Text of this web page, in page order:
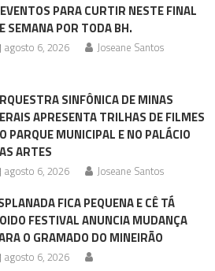
PARA CURTIR NESTE FINAL
SEMANA POR TODA BH.
agosto 6, 2026 Joseane Santos
SINFÔNICA DE MINAS
APRESENTA TRILHAS DE FILMES
PARQUE MUNICIPAL E NO PALÁCIO
ARTES
agosto 6, 2026 Joseane Santos
FICA PEQUENA E CÊ TÁ
FESTIVAL ANUNCIA MUDANÇA
O GRAMADO DO MINEIRÃO
agosto 6, 2026